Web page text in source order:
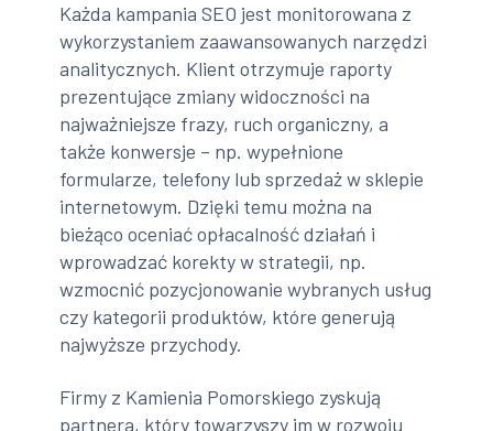
Każda kampania SEO jest monitorowana z
wykorzystaniem zaawansowanych narzędzi
analitycznych. Klient otrzymuje raporty
prezentujące zmiany widoczności na
najważniejsze frazy, ruch organiczny, a
także konwersje – np. wypełnione
formularze, telefony lub sprzedaż w sklepie
internetowym. Dzięki temu można na
bieżąco oceniać opłacalność działań i
wprowadzać korekty w strategii, np.
wzmocnić pozycjonowanie wybranych usług
czy kategorii produktów, które generują
najwyższe przychody.
Firmy z Kamienia Pomorskiego zyskują
partnera, który towarzyszy im w rozwoju